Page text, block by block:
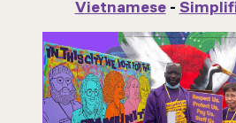
Vietnamese-